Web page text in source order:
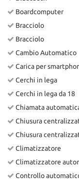
Boardcomputer
Bracciolo
Bracciolo
Cambio Automatico
Carica per
Cerchi in lega
Cerchi in lega da 18
Chiamata
Chiusura
Chiusura
Climatizzatore
Climatizzatore
Controllo